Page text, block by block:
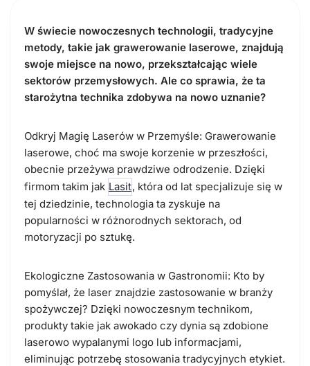
W świecie nowoczesnych technologii, tradycyjne
metody, takie jak grawerowanie laserowe, znajdują
swoje miejsce na nowo, przekształcając wiele
sektorów przemysłowych. Ale co sprawia, że ta
starożytna technika zdobywa na nowo uznanie?
Odkryj Magię Laserów w Przemyśle: Grawerowanie
laserowe, choć ma swoje korzenie w przeszłości,
obecnie przeżywa prawdziwe odrodzenie. Dzięki
firmom takim jak Lasit, która od lat specjalizuje się w
tej dziedzinie, technologia ta zyskuje na
popularności w różnorodnych sektorach, od
motoryzacji po sztukę.
Ekologiczne Zastosowania w Gastronomii: Kto by
pomyślał, że laser znajdzie zastosowanie w branży
spożywczej? Dzięki nowoczesnym technikom,
produkty takie jak awokado czy dynia są zdobione
laserowo wypalanymi logo lub informacjami,
eliminując potrzebę stosowania tradycyjnych etykiet.